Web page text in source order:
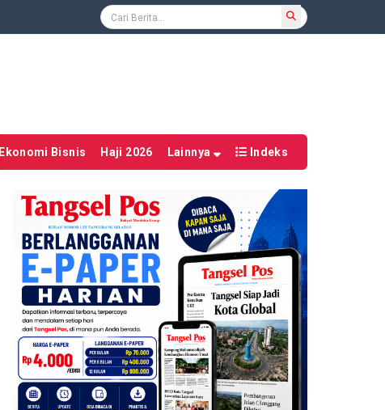
Ekonomi Bisnis Haji 2026 Lainnya Indeks